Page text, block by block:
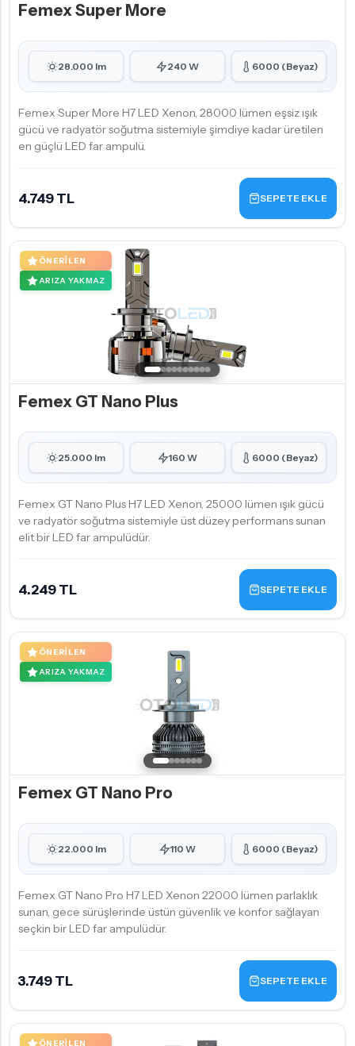
Femex Super More
28.000 lm 240 W 6000 (Beyaz)
Femex Super More H7 LED Xenon, 28000 lümen eşsiz ışık
gücü ve radyatör soğutma sistemiyle şimdiye kadar üretilen
en güçlü LED far ampulü.
4.749 TL SEPETE EKLE
ÖNERILEN
ARIZA YAKMAZ
Femex GT Nano Plus
25.000 lm 160 W 6000 (Beyaz)
Femex GT Nano Plus H7 LED Xenon, 25000 lümen ışık gücü
ve radyatör soğutma sistemiyle üst düzey performans sunan
elit bir LED far ampulüdür.
4.249 TL SEPETE EKLE
ÖNERILEN
ARIZA YAKMAZ
Femex GT Nano Pro
22.000 lm 110 W 6000 (Beyaz)
Femex GT Nano Pro H7 LED Xenon 22000 lümen parlaklık
sunan, gece sürüşlerinde üstün güvenlik ve konfor sağlayan
seçkin bir LED far ampulüdür.
3.749 TL SEPETE EKLE
ÖNERILEN